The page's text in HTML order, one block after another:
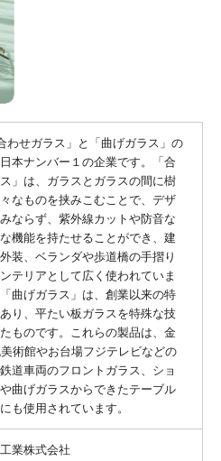
わせガラス」と「曲げガラス」の
本ナンバー１の企業です。「合
」は、ガラスとガラスの間に樹
なものを挟みこむことで、デザ
ならず、紫外線カットや防音な
機能を持たせることができ、建
装、ベランダや歩道橋の手摺り
テリアとして広く使われていま
曲げガラス」は、創業以来の特
り、平たい板ガラスを特殊な技
ものです。これらの製品は、金
術館やお台場フジテレビなどの
道車両のフロントガラス、ショ
曲げガラスからできたテーブル
も使用されています。
業株式会社